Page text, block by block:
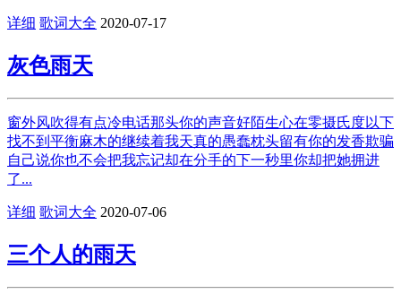
详细 歌词大全 2020-07-17
灰色雨天
窗外风吹得有点冷电话那头你的声音好陌生心在零摄氏度以下
找不到平衡麻木的继续着我天真的愚蠢枕头留有你的发香欺骗
自己说你也不会把我忘记却在分手的下一秒里你却把她拥进
了...
详细 歌词大全 2020-07-06
三个人的雨天